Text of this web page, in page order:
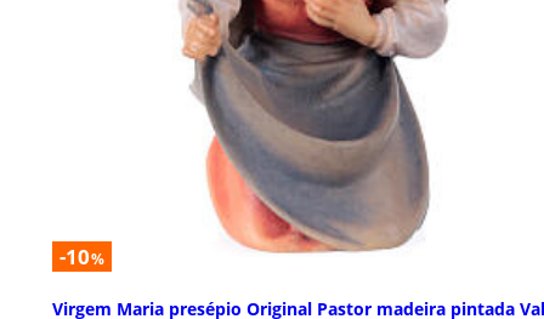
-10%
Virgem Maria presépio Original Pastor madeira pintada Val